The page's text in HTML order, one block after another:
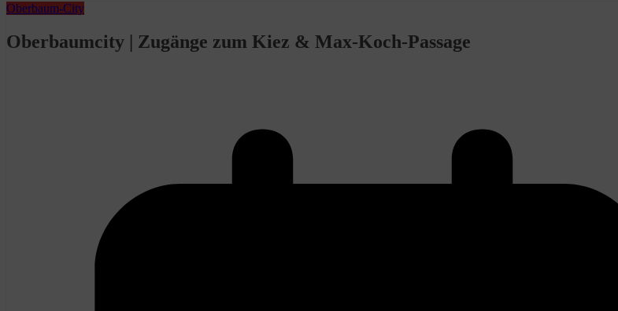
Oberbaum-City
Oberbaumcity | Zugänge zum Kiez & Max-Koch-Passage